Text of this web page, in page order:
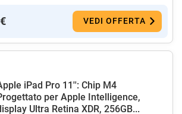
VEDI OFFERTA
iPad Pro 11'': Chip M4
per Apple Intelligence,
Ultra Retina XDR, 256GB...